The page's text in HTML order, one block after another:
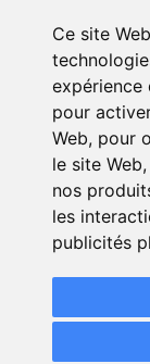
Ce site
expérience
pour
Web, pour
le site Web,
nos
les
publicités
© Green-
Conditions